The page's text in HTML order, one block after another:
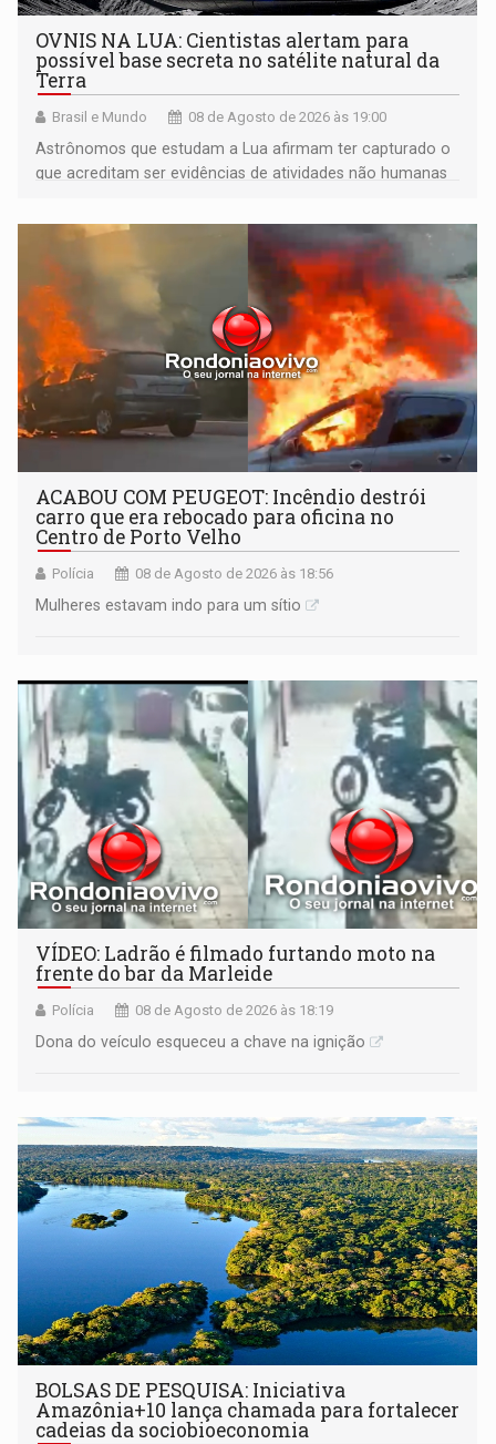
OVNIS NA LUA: Cientistas alertam para
possível base secreta no satélite natural da
Terra
Brasil e Mundo 08 de Agosto de 2026 às 19:00
Astrônomos que estudam a Lua afirmam ter capturado o
que acreditam ser evidências de atividades não humanas
órbita
ACABOU COM PEUGEOT: Incêndio destrói
carro que era rebocado para oficina no
Centro de Porto Velho
Polícia 08 de Agosto de 2026 às 18:56
Mulheres estavam indo para um sítio
VÍDEO: Ladrão é filmado furtando moto na
frente do bar da Marleide
Polícia 08 de Agosto de 2026 às 18:19
Dona do veículo esqueceu a chave na ignição
BOLSAS DE PESQUISA: Iniciativa
Amazônia+10 lança chamada para fortalecer
cadeias da sociobioeconomia